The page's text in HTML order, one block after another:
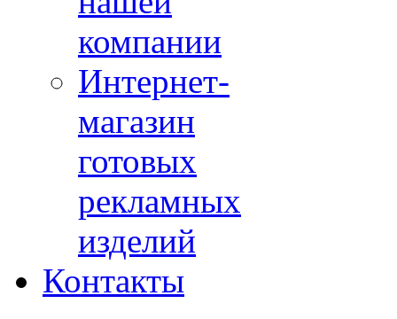
компании
Интернет-
магазин
готовых
рекламных
изделий
Контакты